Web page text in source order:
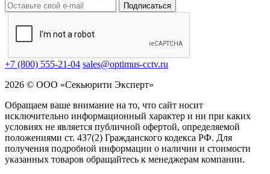
Подписаться
+7 (800) 555-21-04 sales@optimus-cctv.ru
2026 © ООО «Секьюрити Эксперт»
Обращаем ваше внимание на то, что сайт носит
исключительно информационный характер и ни при каких
условиях не является публичной офертой, определяемой
положениями ст. 437(2) Гражданского кодекса РФ. Для
получения подробной информации о наличии и стоимости
указанных товаров обращайтесь к менеджерам компании.